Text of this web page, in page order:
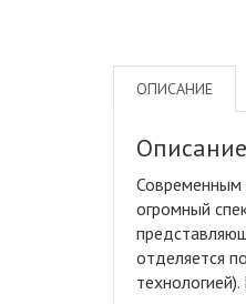
ОПИСАНИЕ
Описание
Современным
огромный
отделяется